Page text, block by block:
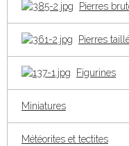
Pierres
Pierres
Figurines
Miniatures
Météorites et tectites